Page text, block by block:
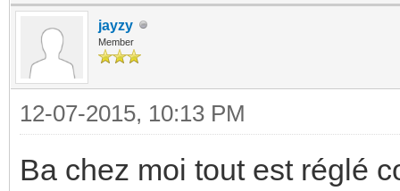
jayzy
Member
12-07-2015, 10:13 PM
Ba chez moi tout est réglé